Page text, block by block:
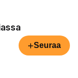
+Seuraa